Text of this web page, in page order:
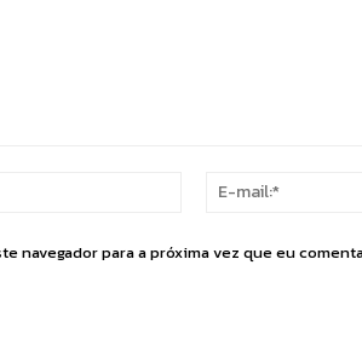
Nome:*
navegador para a próxima vez que eu